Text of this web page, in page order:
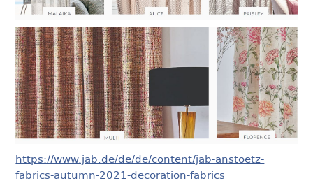
https://www.jab.de/de/de/content/jab-anstoetz-
fabrics-autumn-2021-decoration-fabrics